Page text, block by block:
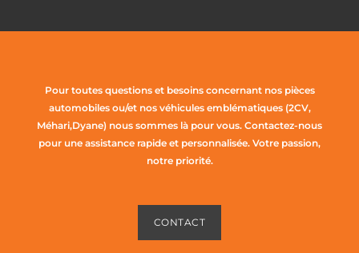
Pour toutes questions et besoins concernant nos pièces
automobiles ou/et nos véhicules emblématiques (2CV,
Méhari,Dyane) nous sommes là pour vous. Contactez-nous
pour une assistance rapide et personnalisée. Votre passion,
notre priorité.
CONTACT